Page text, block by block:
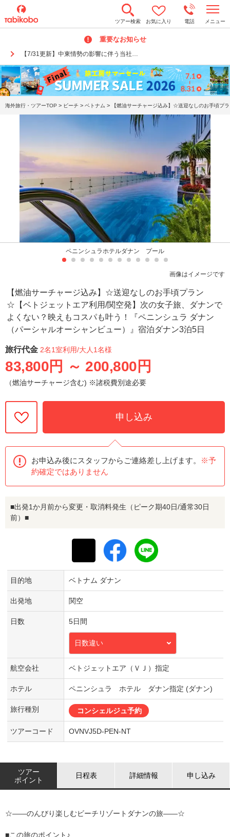
ツアー検索 お気に入り 電話 メニュー
重要なお知らせ
【7/31更新】中東情勢の影響に伴う当社…
o
n
a
v
i
g
a
海外旅行・ツアーTOP > ビーチ > ベトナム > 【燃油サーチャージ込み】☆送迎なしのお手頃プ
ペニンシュラホテルダナン プール
画像はイメージです
【燃油サーチャージ込み】☆送迎なしのお手頃プラン
☆【ベトジェットエア利用/関空発】次の女子旅、ダナンで
よくない？映えもコスパも叶う！『ペニンシュラ ダナン
（パーシャルオーシャンビュー）』宿泊ダナン3泊5日
旅行代金 2名1室利用/大人1名様
83,800円 ～ 200,800円
（燃油サーチャージ含む) ※諸税費別途必要
申し込み
お申込み後にスタッフからご連絡差し上げます。
※予
約確定ではありません
■出発1か月前から変更・取消料発生（ピーク期40日/通常30日
前）■
目的地 ベトナム ダナン
出発地 関空
日数 5日間
日数違い
航空会社 ベトジェットエア（ＶＪ）指定
ホテル ペニンシュラ ホテル ダナン指定 (ダナン)
旅行種別 コンシェルジュ予約
ツアーコード OVNVJ5D-PEN-NT
ツアー
ポイント
日程表 詳細情報 申し込み
☆――のんびり楽しむビーチリゾートダナンの旅――☆
■この旅のポイント♪